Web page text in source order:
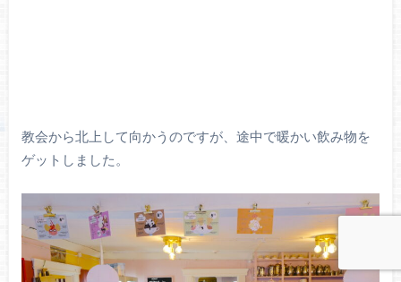
教会から北上して向かうのですが、途中で暖かい飲み物を
ゲットしました。